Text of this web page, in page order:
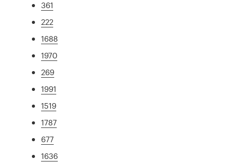
361
222
1688
1970
269
1991
1519
1787
677
1636